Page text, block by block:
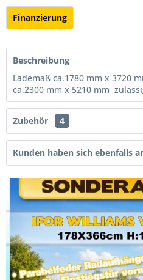
Finanzierung
Beschreibung
Lademaß ca.1780 mm x 3720
ca.2300 mm x 5210 mm
Zubehör 4
Kunden haben sich ebenfalls